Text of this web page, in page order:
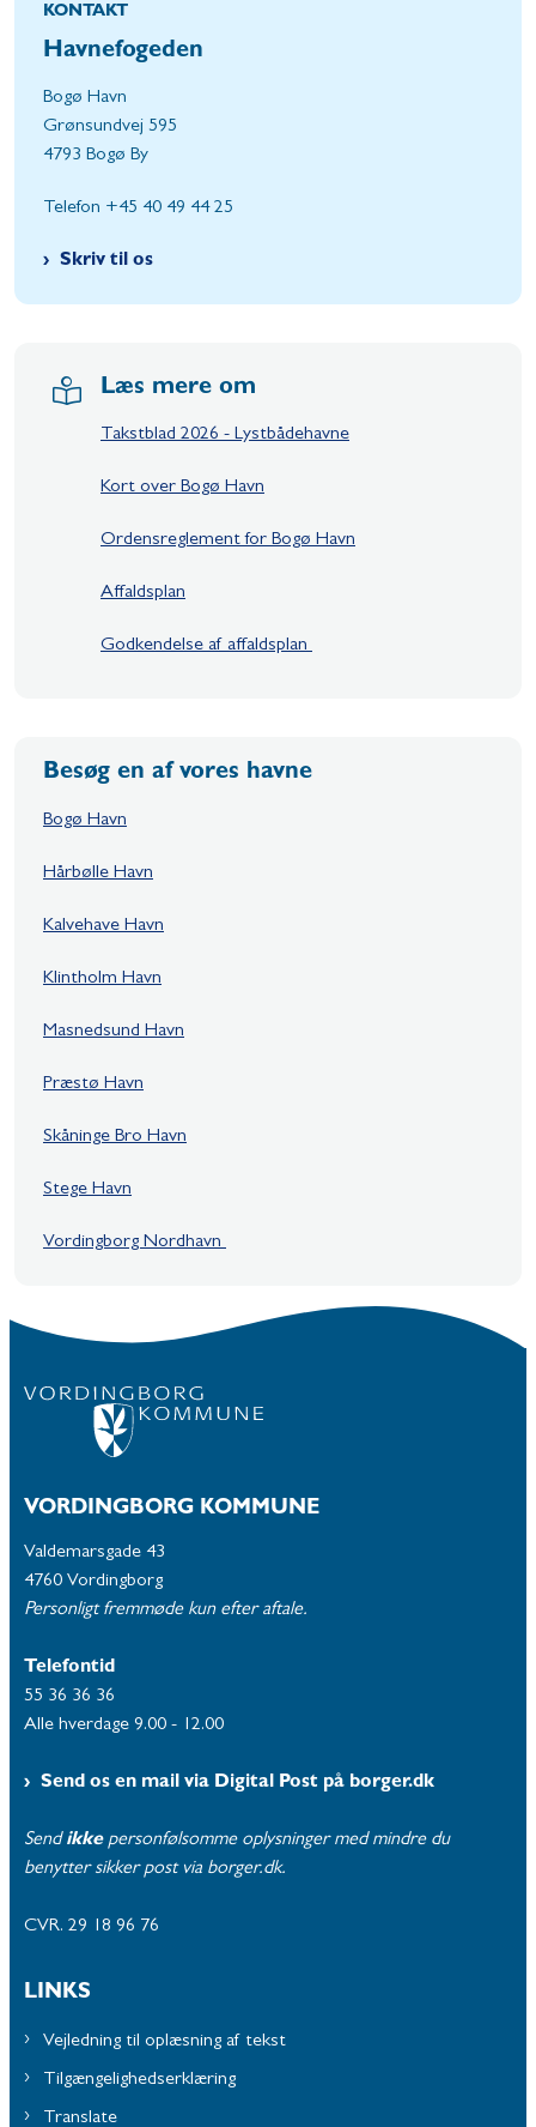
KONTAKT
Havnefogeden
Bogø Havn
Grønsundvej 595
4793 Bogø By
Telefon +45 40 49 44 25
Skriv til os
Læs mere om
Takstblad 2026 - Lystbådehavne
Kort over Bogø Havn
Ordensreglement for Bogø Havn
Affaldsplan
Godkendelse af affaldsplan
Besøg en af vores havne
Bogø Havn
Hårbølle Havn
Kalvehave Havn
Klintholm Havn
Masnedsund Havn
Præstø Havn
Skåninge Bro Havn
Stege Havn
Vordingborg Nordhavn
VORDINGBORG KOMMUNE
Valdemarsgade 43
4760 Vordingborg
Personligt fremmøde kun efter aftale.
Telefontid
55 36 36 36
Alle hverdage 9.00 - 12.00
Send os en mail via Digital Post på borger.dk
Send ikke personfølsomme oplysninger med mindre du
benytter sikker post via borger.dk.
CVR. 29 18 96 76
LINKS
Vejledning til oplæsning af tekst
Tilgængelighedserklæring
Translate